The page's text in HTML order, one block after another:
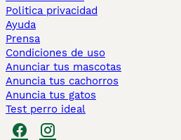
Politica privacidad
Ayuda
Prensa
Condiciones de uso
Anunciar tus mascotas
Anuncia tus cachorros
Anuncia tus gatos
Test perro ideal